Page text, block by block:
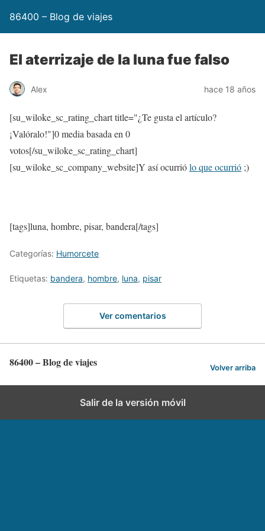
86400 – Blog de viajes
El aterrizaje de la luna fue falso
Alex hace 18 años
[su_wiloke_sc_rating_chart title="¿Te gusta el artículo?
¡Valóralo!"]0media basada en 0
votos[/su_wiloke_sc_rating_chart]
[su_wiloke_sc_company_website]Y así ocurriólo que ocurrió ;)
[tags]luna, hombre, pisar, bandera[/tags]
Categorías: Humorcete
Etiquetas: bandera, hombre, luna, pisar
Ver comentarios
86400 – Blog de viajes Volver arriba
Salir de la versión móvil